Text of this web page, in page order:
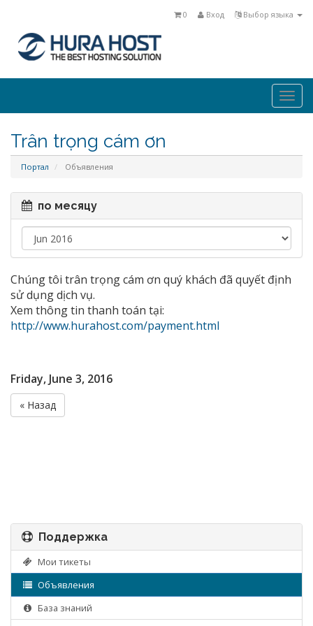
Выбор языка
Вход
0
Trân trọng cám ơn
Портал Объявления
по месяцу
Chúng tôi trân trọng cám ơn quý khách đã quyết định
sử dụng dịch vụ.
Xem thông tin thanh toán tại:
http://www.hurahost.com/payment.html
Friday, June 3, 2016
« Назад
Поддержка
Мои тикеты
Объявления
База знаний